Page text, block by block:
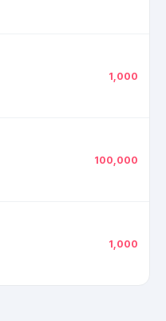
1,000
100,000
1,000